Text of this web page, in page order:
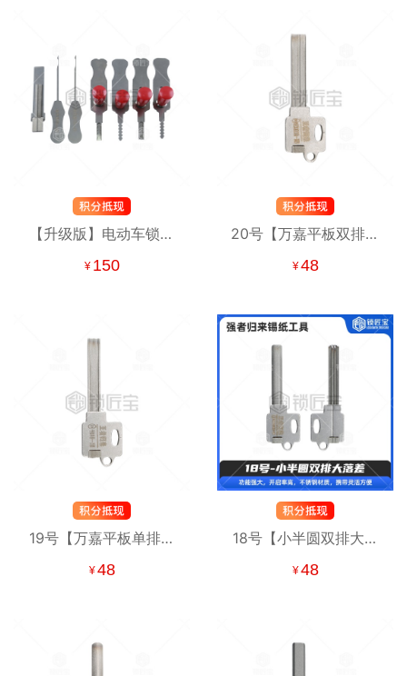
【升级版】电动车锁内
迪、爱玛、新大洲、小
¥ 150
20号【万嘉平板双排内
锡纸快开工具
¥48
19号【万嘉平板单排内
锡纸快开工具
¥48
18号【小半圆双排大落
锡纸快开工具
¥48